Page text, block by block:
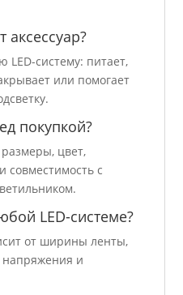
аксессуар?
LED-систему: питает,
или помогает
покупкой?
цвет,
совместимость с
LED-системе?
от ширины ленты,
и